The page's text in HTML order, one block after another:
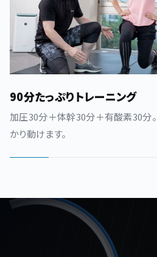
90分たっぷりトレーニング
加圧30分＋体幹30分＋有酸素30分
かり動けます。